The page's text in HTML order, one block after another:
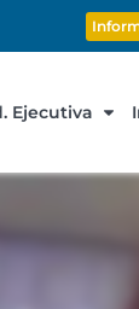
Ejecutiva